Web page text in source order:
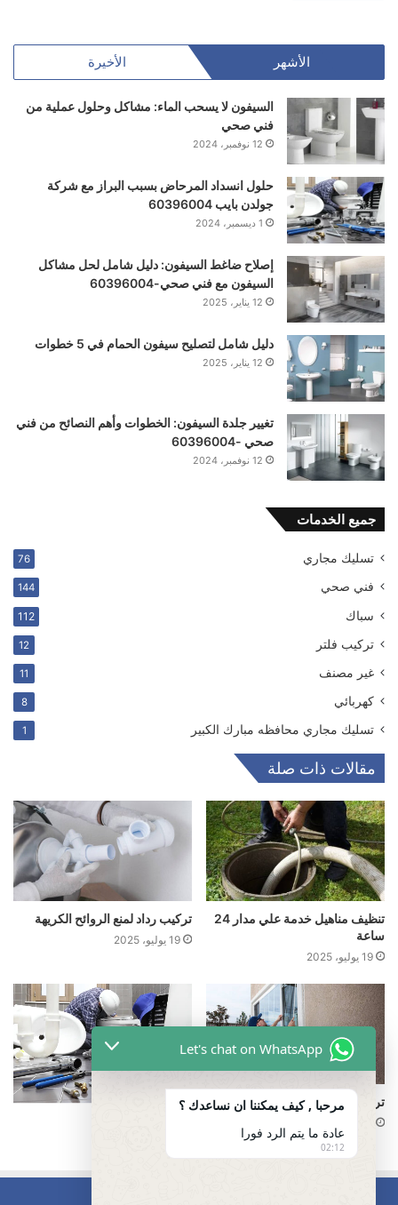
الأشهر الأخيرة
السيفون لا يسحب الماء: مشاكل وحلول عملية من
فني صحي
12 نوفمبر، 2024
حلول انسداد المرحاض بسبب البراز مع شركة
جولدن بايب 60396004
1 ديسمبر، 2024
إصلاح ضاغط السيفون: دليل شامل لحل مشاكل
السيفون مع فني صحي-60396004
12 يناير، 2025
دليل شامل لتصليح سيفون الحمام في 5 خطوات
12 يناير، 2025
تغيير جلدة السيفون: الخطوات وأهم النصائح من فني
صحي -60396004
12 نوفمبر، 2024
جميع الخدمات
تسليك مجاري 76
فني صحي 144
سباك 112
ترکیب فلتر 12
غير مصنف 11
كهربائي 8
تسليك مجاري محافظه مبارك الكبير 1
مقالات ذات صلة
تنظيف مناهيل خدمة علي مدار 24
ساعة
19 يوليو، 2025
تركيب رداد لمنع الروائح الكريهة
19 يوليو، 2025
تركيب ردادات لمنع الحشرات
Let's chat on WhatsApp
مرحبا , كيف يمكننا ان نساعدك ؟
عادة ما يتم الرد فورا
02:12